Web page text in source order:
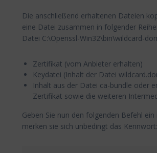
Die anschließend erhaltenen Dateien
eine Datei zusammen in folgender
Datei C:\Openssl-Win32\bin\wildcard-
Zertifikat (vom Anbieter erhalten)
Keydatei (Inhalt der Datei
Inhalt aus der Datei ca-bundle oder
Zertifikat sowie die weiteren
Geben Sie nun den folgenden Befehl ein
merken sie sich unbedingt das Kennwort: